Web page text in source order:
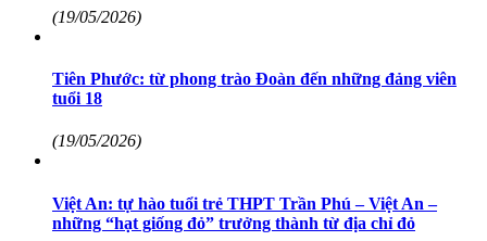
(19/05/2026)
Tiên Phước: từ phong trào Đoàn đến những đảng viên
tuổi 18
(19/05/2026)
Việt An: tự hào tuổi trẻ THPT Trần Phú – Việt An –
những “hạt giống đỏ” trưởng thành từ địa chỉ đỏ